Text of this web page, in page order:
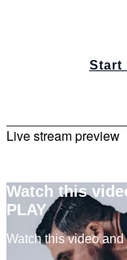
Start
Live stream preview
Watch this
PLAY
Watch this video